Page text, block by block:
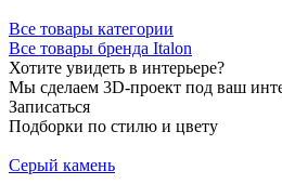
Все товары категории
Все товары бренда Italon
Хотите увидеть в интерьере?
Мы сделаем 3D-проект под ваш
Записаться
Подборки по стилю и цвету
Серый камень